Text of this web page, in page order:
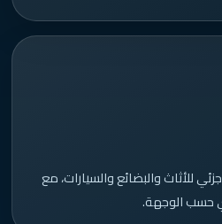
للأثاث والبضائع والسيارات، مع
حسب الوجهة.